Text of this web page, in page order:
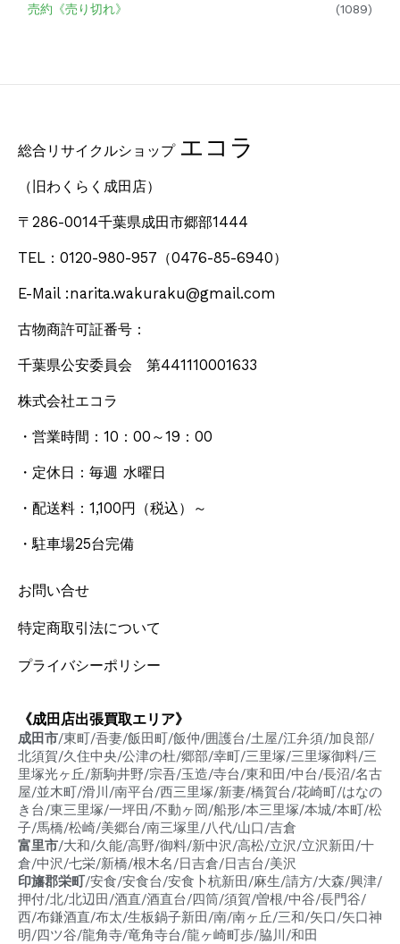
売約《売り切れ》 (1089)
総合リサイクルショップ エコラ
（旧わくらく成田店）
〒286-0014千葉県成田市郷部1444
TEL：0120-980-957 （0476-85-6940）
E-Mail :narita.wakuraku@gmail.com
古物商許可証番号：
千葉県公安委員会 第441110001633
株式会社エコラ
・営業時間：10：00～19：00
・定休日：毎週 水曜日
・配送料：1,100円 （税込） ～
・駐車場25台完備
お問い合せ
特定商取引法について
プライバシーポリシー
《成田店出張買取エリア》
成田市/東町/吾妻/飯田町/飯仲/囲護台/土屋/江弁須/加良部/
北須賀/久住中央/公津の杜/郷部/幸町/三里塚/三里塚御料/三
里塚光ヶ丘/新駒井野/宗吾/玉造/寺台/東和田/中台/長沼/名古
屋/並木町/滑川/南平台/西三里塚/新妻/橋賀台/花崎町/はなの
き台/東三里塚/一坪田/不動ヶ岡/船形/本三里塚/本城/本町/松
子/馬橋/松崎/美郷台/南三塚里/八代/山口/吉倉
富里市/大和/久能/高野/御料/新中沢/高松/立沢/立沢新田/十
倉/中沢/七栄/新橋/根木名/日吉倉/日吉台/美沢
印旛郡栄町/安食/安食台/安食卜杭新田/麻生/請方/大森/興津/
押付/北/北辺田/酒直/酒直台/四筒/須賀/曽根/中谷/長門谷/
西/布鎌酒直/布太/生板鍋子新田/南/南ヶ丘/三和/矢口/矢口神
明/四ツ谷/龍角寺/竜角寺台/龍ヶ崎町歩/脇川/和田